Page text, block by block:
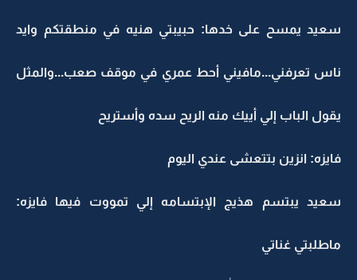
سعيد يمسح على خدها: حبيبتي هنيه في منطقتكم وايد
ناس تعرفني...مافيني أحط عمري في موقف صعب...والمثل
يقول الباب إلي أييك منه الريح سده وأستريح
فايزه: انزين بتتعشى عندي اليوم
سعيد يبتسم هذيج الإبتسامه إلي تمووت فيها فايزه:
ماطلبتي غناتي